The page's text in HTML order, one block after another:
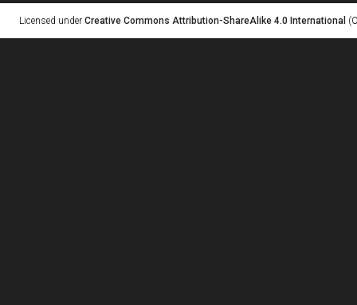
Licensed under Creative Commons Attribution-ShareAlike 4.0 International